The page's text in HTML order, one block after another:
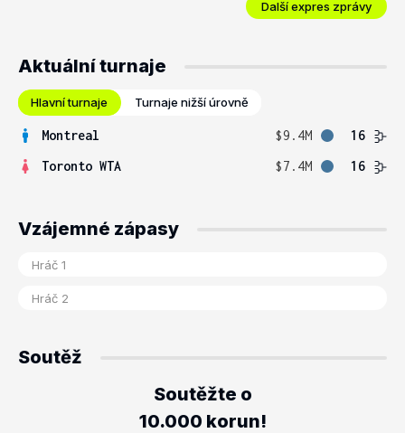
Další expres zprávy
Aktuální turnaje
Hlavní turnaje Turnaje nižší úrovně
Montreal $9.4M
16
Toronto WTA
$7.4M 16
Vzájemné zápasy
Soutěž
Soutěžte o
10.000 korun!